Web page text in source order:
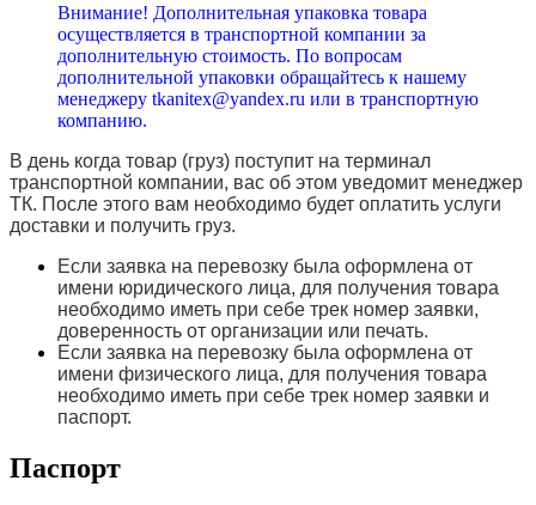
Внимание! Дополнительная упаковка товара
осуществляется в транспортной компании за
дополнительную стоимость. По вопросам
дополнительной упаковки обращайтесь к нашему
менеджеру tkanitex@yandex.ru или в транспортную
компанию.
В день когда товар (груз) поступит на терминал
транспортной компании, вас об этом уведомит менеджер
ТК. После этого вам необходимо будет оплатить услуги
доставки и получить груз.
Если заявка на перевозку была оформлена от
имени юридического лица, для получения товара
необходимо иметь при себе трек номер заявки,
доверенность от организации или печать.
Если заявка на перевозку была оформлена от
имени физического лица, для получения товара
необходимо иметь при себе трек номер заявки и
паспорт.
Паспорт